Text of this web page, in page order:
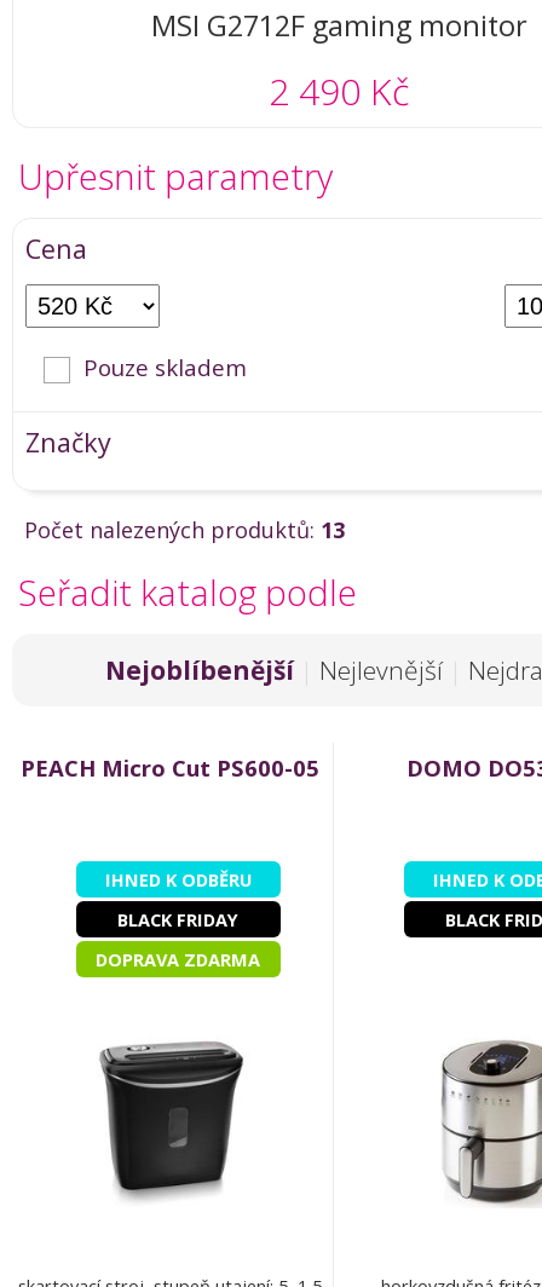
MSI G2712F gaming monitor
2 490 Kč
Upřesnit parametry
Cena
Pouze skladem
Značky
Počet nalezených produktů: 13
Seřadit katalog podle
Nejoblíbenější | Nejlevnější |
PEACH Micro Cut PS600-05
IHNED K ODBĚRU
BLACK FRIDAY
DOPRAVA ZDARMA
DOMO
IHNED K
BLACK